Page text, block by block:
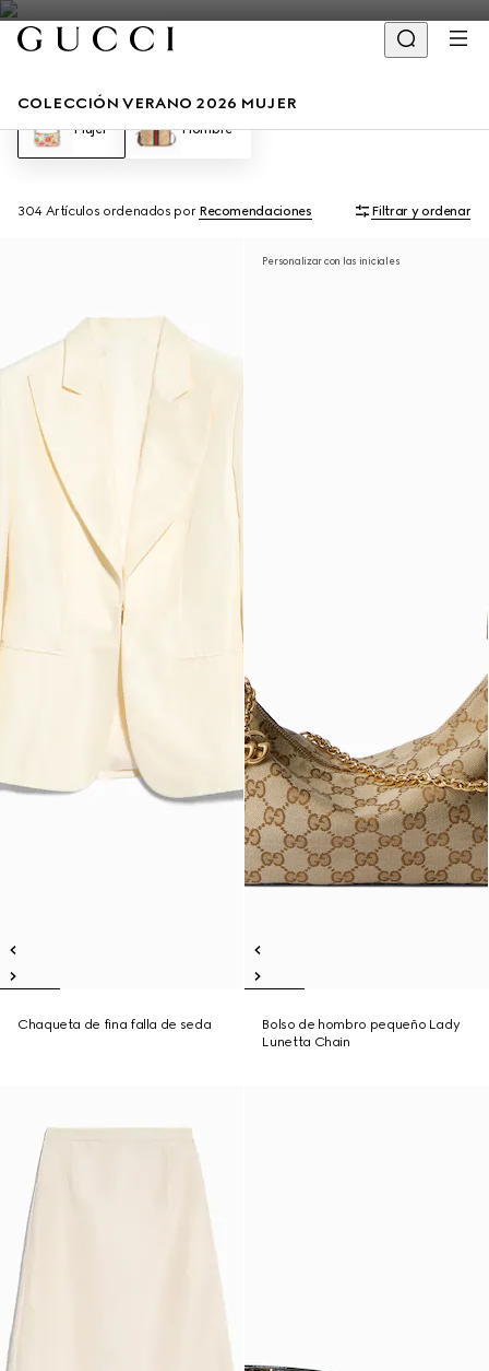
COLECCIÓN VERANO 2026 MUJER
Mujer Hombre
304 Artículos ordenados por Recomendaciones Filtrar y ordenar
Chaqueta de fina falla de seda
Personalizar con las iniciales
Bolso de hombro pequeño Lady
Lunetta Chain